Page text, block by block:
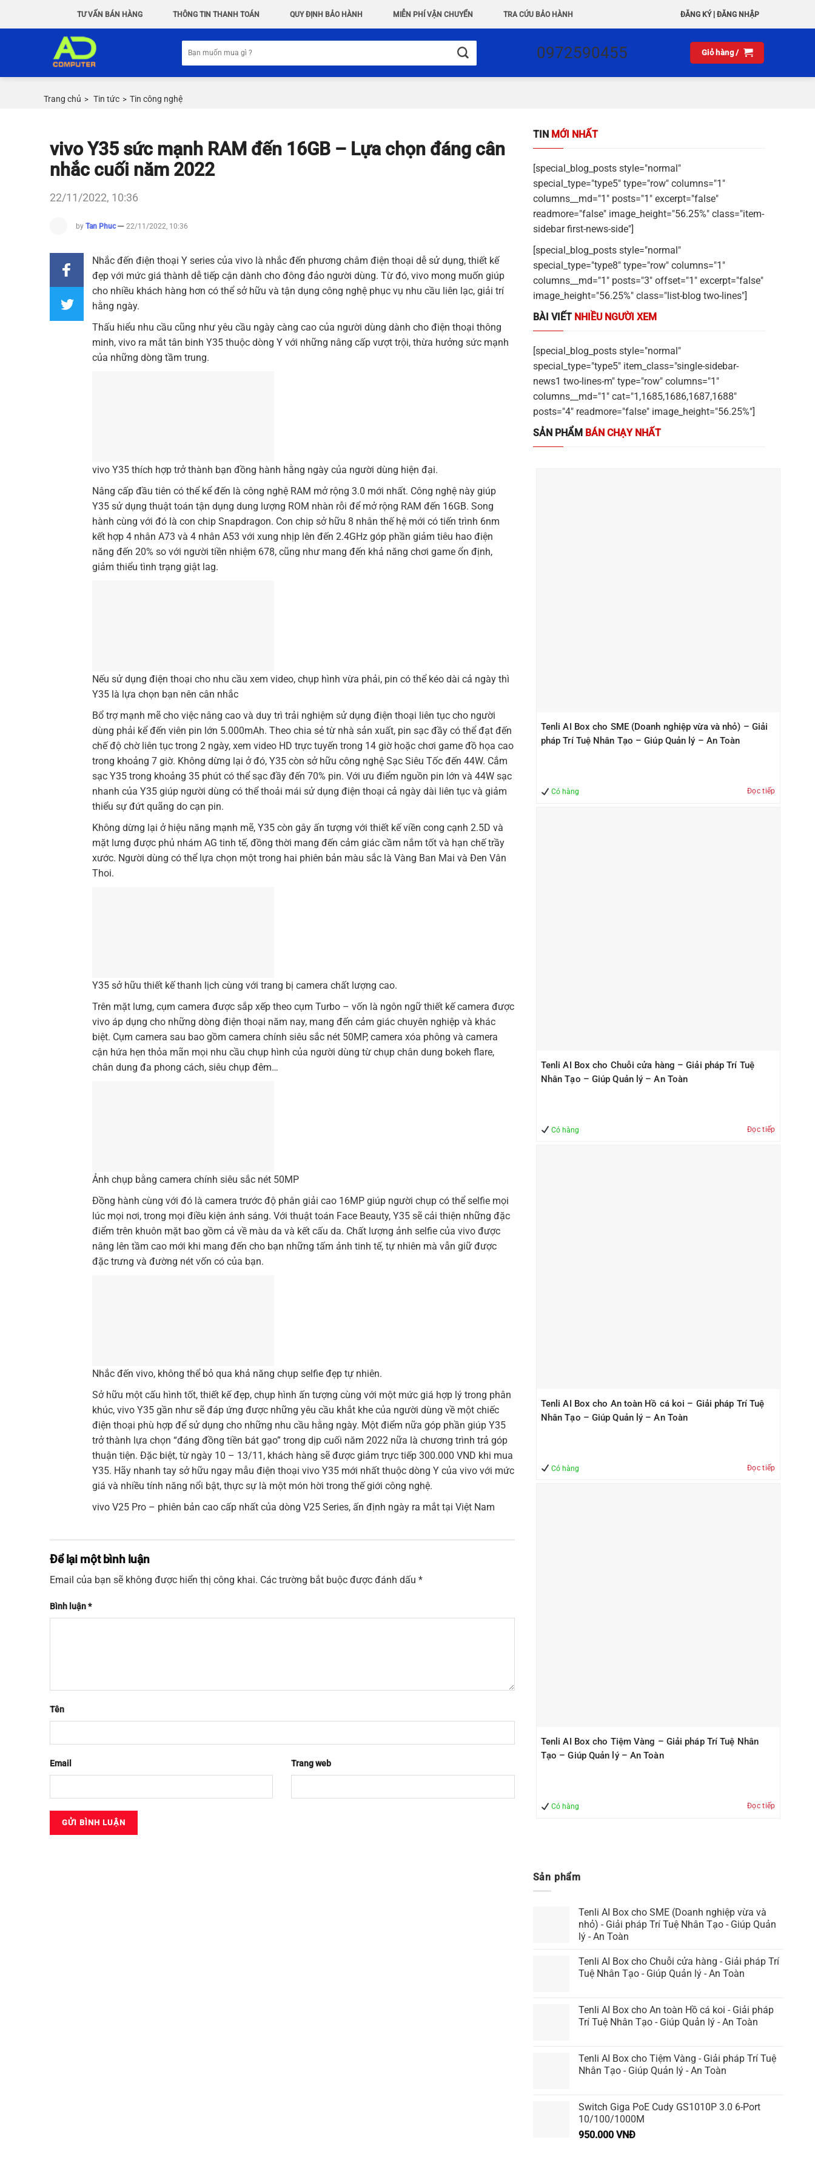
TƯ VẤN BÁN HÀNG THÔNG TIN THANH TOÁN QUY ĐỊNH BẢO HÀNH MIỄN PHÍ VẬN CHUYỂN TRA CỨU BẢO HÀNH ĐĂNG KÝ| ĐĂNG NHẬP
kiếm:
0972590455 Giỏ hàng /
Trang chủ > Tin tức > Tin công nghệ
vivo Y35 sức mạnh RAM đến 16GB – Lựa chọn đáng cân
nhắc cuối năm 2022
22/11/2022, 10:36
by Tan Phuc 22/11/2022, 10:36
Nhắc đến điện thoại Y series của vivo là nhắc đến phương châm điện thoại dễ sử dụng, thiết kế
đẹp với mức giá thành dễ tiếp cận dành cho đông đảo người dùng. Từ đó, vivo mong muốn giúp
cho nhiều khách hàng hơn có thể sở hữu và tận dụng công nghệ phục vụ nhu cầu liên lạc, giải trí
hằng ngày.
Thấu hiểu nhu cầu cũng như yêu cầu ngày càng cao của người dùng dành cho điện thoại thông
minh, vivo ra mắt tân binh Y35 thuộc dòng Y với những nâng cấp vượt trội, thừa hưởng sức mạnh
của những dòng tầm trung.
vivo Y35 thích hợp trở thành bạn đồng hành hằng ngày của người dùng hiện đại.
Nâng cấp đầu tiên có thể kể đến là công nghệ RAM mở rộng 3.0 mới nhất. Công nghệ này giúp
Y35 sử dụng thuật toán tận dụng dung lượng ROM nhàn rỗi để mở rộng RAM đến 16GB. Song
hành cùng với đó là con chip Snapdragon. Con chip sở hữu 8 nhân thế hệ mới có tiến trình 6nm
kết hợp 4 nhân A73 và 4 nhân A53 với xung nhịp lên đến 2.4GHz góp phần giảm tiêu hao điện
năng đến 20% so với người tiền nhiệm 678, cũng như mang đến khả năng chơi game ổn định,
giảm thiểu tình trạng giật lag.
Nếu sử dụng điện thoại cho nhu cầu xem video, chụp hình vừa phải, pin có thể kéo dài cả ngày thì
Y35 là lựa chọn bạn nên cân nhắc
Bổ trợ mạnh mẽ cho việc nâng cao và duy trì trải nghiệm sử dụng điện thoại liên tục cho người
dùng phải kể đến viên pin lớn 5.000mAh. Theo chia sẻ từ nhà sản xuất, pin sạc đầy có thể đạt đến
chế độ chờ liên tục trong 2 ngày, xem video HD trực tuyến trong 14 giờ hoặc chơi game đồ họa cao
trong khoảng 7 giờ. Không dừng lại ở đó, Y35 còn sở hữu công nghệ Sạc Siêu Tốc đến 44W. Cắm
sạc Y35 trong khoảng 35 phút có thể sạc đầy đến 70% pin. Với ưu điểm nguồn pin lớn và 44W sạc
nhanh của Y35 giúp người dùng có thể thoải mái sử dụng điện thoại cả ngày dài liên tục và giảm
thiểu sự đứt quãng do cạn pin.
Không dừng lại ở hiệu năng mạnh mẽ, Y35 còn gây ấn tượng với thiết kế viền cong cạnh 2.5D và
mặt lưng được phủ nhám AG tinh tế, đồng thời mang đến cảm giác cầm nắm tốt và hạn chế trầy
xước. Người dùng có thể lựa chọn một trong hai phiên bản màu sắc là Vàng Ban Mai và Đen Vân
Thoi.
Y35 sở hữu thiết kế thanh lịch cùng với trang bị camera chất lượng cao.
Trên mặt lưng, cụm camera được sắp xếp theo cụm Turbo – vốn là ngôn ngữ thiết kế camera được
vivo áp dụng cho những dòng điện thoại năm nay, mang đến cảm giác chuyên nghiệp và khác
biệt. Cụm camera sau bao gồm camera chính siêu sắc nét 50MP, camera xóa phông và camera
cận hứa hẹn thỏa mãn mọi nhu cầu chụp hình của người dùng từ chụp chân dung bokeh flare,
chân dung đa phong cách, siêu chụp đêm…
Ảnh chụp bằng camera chính siêu sắc nét 50MP
Đồng hành cùng với đó là camera trước độ phân giải cao 16MP giúp người chụp có thể selfie mọi
lúc mọi nơi, trong mọi điều kiện ánh sáng. Với thuật toán Face Beauty, Y35 sẽ cải thiện những đặc
điểm trên khuôn mặt bao gồm cả về màu da và kết cấu da. Chất lượng ảnh selfie của vivo được
nâng lên tầm cao mới khi mang đến cho bạn những tấm ảnh tinh tế, tự nhiên mà vẫn giữ được
đặc trưng và đường nét vốn có của bạn.
Nhắc đến vivo, không thể bỏ qua khả năng chụp selfie đẹp tự nhiên.
Sở hữu một cấu hình tốt, thiết kế đẹp, chụp hình ấn tượng cùng với một mức giá hợp lý trong phân
khúc, vivo Y35 gần như sẽ đáp ứng được những yêu cầu khắt khe của người dùng về một chiếc
điện thoại phù hợp để sử dụng cho những nhu cầu hằng ngày. Một điểm nữa góp phần giúp Y35
trở thành lựa chọn “đáng đồng tiền bát gạo” trong dịp cuối năm 2022 nữa là chương trình trả góp
thuận tiện. Đặc biệt, từ ngày 10 – 13/11, khách hàng sẽ được giảm trực tiếp 300.000 VND khi mua
Y35. Hãy nhanh tay sở hữu ngay mẫu điện thoại vivo Y35 mới nhất thuộc dòng Y của vivo với mức
giá và nhiều tính năng nổi bật, thực sự là một món hời trong thế giới công nghệ.
vivo V25 Pro – phiên bản cao cấp nhất của dòng V25 Series, ấn định ngày ra mắt tại Việt Nam
Để lại một bình luận
Email của bạn sẽ không được hiển thị công khai. Các trường bắt buộc được đánh dấu *
Bình luận*
Tên
Email Trang web
TIN MỚI NHẤT
[special_blog_posts style="normal"
special_type="type5" type="row" columns="1"
columns__md="1" posts="1" excerpt="false"
readmore="false" image_height="56.25%" class="item-
sidebar first-news-side"]
[special_blog_posts style="normal"
special_type="type8" type="row" columns="1"
columns__md="1" posts="3" offset="1" excerpt="false"
image_height="56.25%" class="list-blog two-lines"]
BÀI VIẾT NHIỀU NGƯỜI XEM
[special_blog_posts style="normal"
special_type="type5" item_class="single-sidebar-
news1 two-lines-m" type="row" columns="1"
columns__md="1" cat="1,1685,1686,1687,1688"
posts="4" readmore="false" image_height="56.25%"]
SẢN PHẨM BÁN CHẠY NHẤT
Tenli AI Box cho SME (Doanh nghiệp vừa và nhỏ) – Giải
pháp Trí Tuệ Nhân Tạo – Giúp Quản lý – An Toàn
Có hàng Đọc tiếp
Tenli AI Box cho Chuỗi cửa hàng – Giải pháp Trí Tuệ
Nhân Tạo – Giúp Quản lý – An Toàn
Có hàng Đọc tiếp
Tenli AI Box cho An toàn Hồ cá koi – Giải pháp Trí Tuệ
Nhân Tạo – Giúp Quản lý – An Toàn
Có hàng Đọc tiếp
Tenli AI Box cho Tiệm Vàng – Giải pháp Trí Tuệ Nhân
Tạo – Giúp Quản lý – An Toàn
Có hàng Đọc tiếp
Sản phẩm
Tenli AI Box cho SME (Doanh nghiệp vừa và
nhỏ) - Giải pháp Trí Tuệ Nhân Tạo - Giúp Quản
lý - An Toàn
Tenli AI Box cho Chuỗi cửa hàng - Giải pháp Trí
Tuệ Nhân Tạo - Giúp Quản lý - An Toàn
Tenli AI Box cho An toàn Hồ cá koi - Giải pháp
Trí Tuệ Nhân Tạo - Giúp Quản lý - An Toàn
Tenli AI Box cho Tiệm Vàng - Giải pháp Trí Tuệ
Nhân Tạo - Giúp Quản lý - An Toàn
Switch Giga PoE Cudy GS1010P 3.0 6-Port
10/100/1000M
950.000 VNĐ